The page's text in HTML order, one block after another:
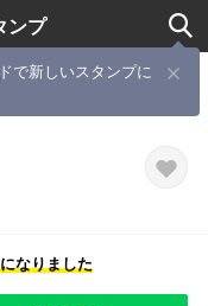
ンプ
で新しいスタンプに
送るスタンプ
なりました